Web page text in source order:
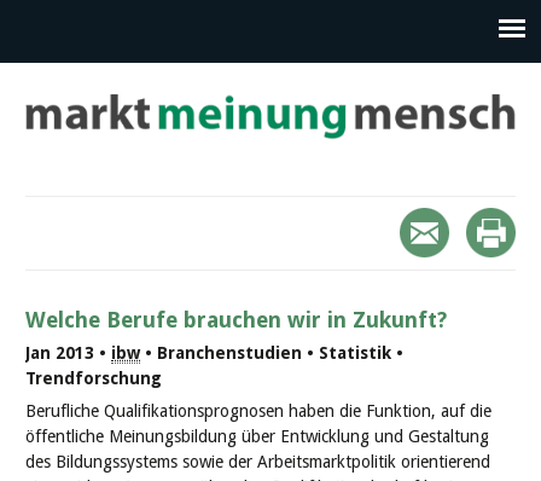
Welche Berufe brauchen wir in Zukunft?
Jan 2013 • ibw• Branchenstudien • Statistik •
Trendforschung
Berufliche Qualifikationsprognosen haben die Funktion, auf die
öffentliche Meinungsbildung über Entwicklung und Gestaltung
des Bildungssystems sowie der Arbeitsmarktpolitik orientierend